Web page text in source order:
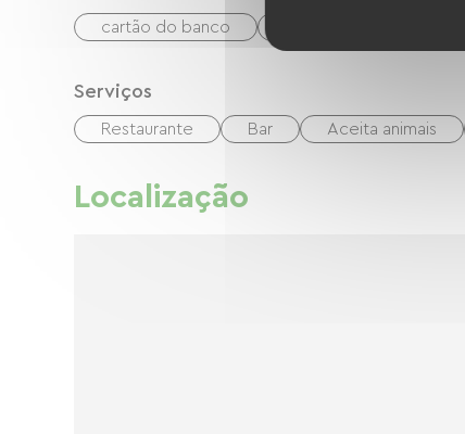
cartão do banco
Serviços
Restaurante Bar Aceita animais
Localização